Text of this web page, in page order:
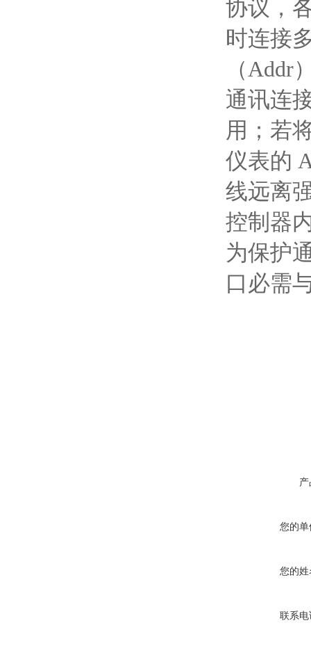
协议，
时连接
（Addr
通讯连
用；若
仪表的
线远离
控制器
为保护
口必需
您的单
您的姓
联系电